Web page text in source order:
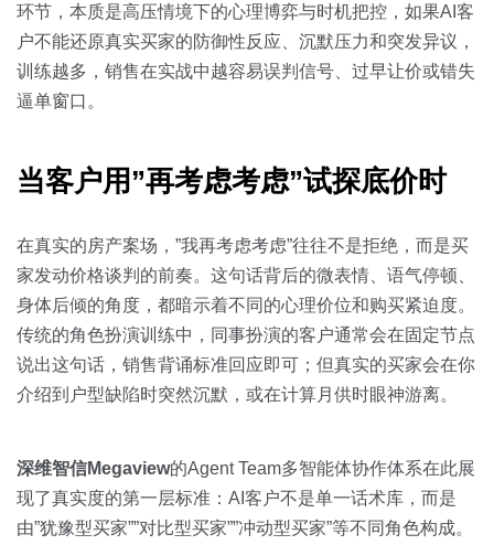
金融
按角色
销售管理
按业务场景
交易跟进
培训辅导
全部
白皮书
预约演示
环节，本质是高压情境下的心理博弈与时机把控，如果AI客
户不能还原真实买家的防御性反应、沉默压力和突发异议，
训练越多，销售在实战中越容易误判信号、过早让价或错失
逼单窗口。
当客户用”再考虑考虑”试探底价时
在真实的房产案场，”我再考虑考虑”往往不是拒绝，而是买
家发动价格谈判的前奏。这句话背后的微表情、语气停顿、
身体后倾的角度，都暗示着不同的心理价位和购买紧迫度。
传统的角色扮演训练中，同事扮演的客户通常会在固定节点
说出这句话，销售背诵标准回应即可；但真实的买家会在你
介绍到户型缺陷时突然沉默，或在计算月供时眼神游离。
深维智信Megaview的Agent Team多智能体协作体系在此展
现了真实度的第一层标准：AI客户不是单一话术库，而是
由”犹豫型买家””对比型买家””冲动型买家”等不同角色构成。